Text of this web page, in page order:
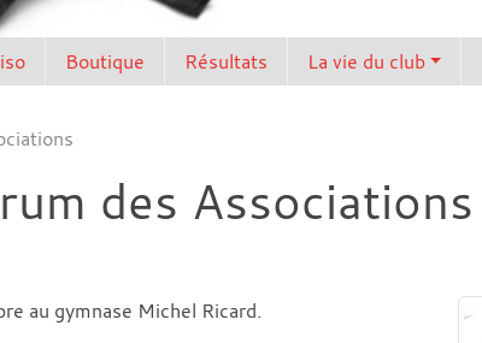
Boutique Résultats La vie du club
des Associations
au gymnase Michel Ricard.